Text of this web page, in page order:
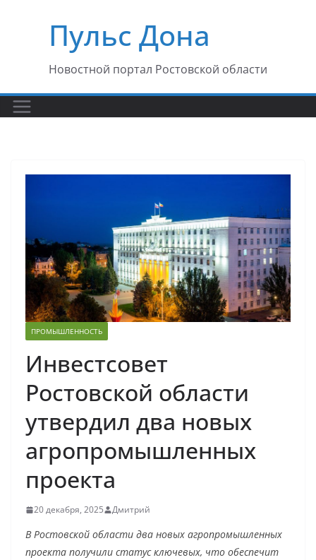
содержимомуПульс Дона
Новостной портал Ростовской области
ПРОМЫШЛЕННОСТЬ
Инвестсовет
Ростовской области
утвердил два новых
агропромышленных
проекта
20 декабря, 2025 Дмитрий
В Ростовской области два новых агропромышленных
проекта получили статус ключевых, что обеспечит